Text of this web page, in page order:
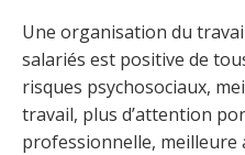
Une organisation du
salariés est positive de
risques psychosociaux,
travail, plus d’attention
professionnelle,